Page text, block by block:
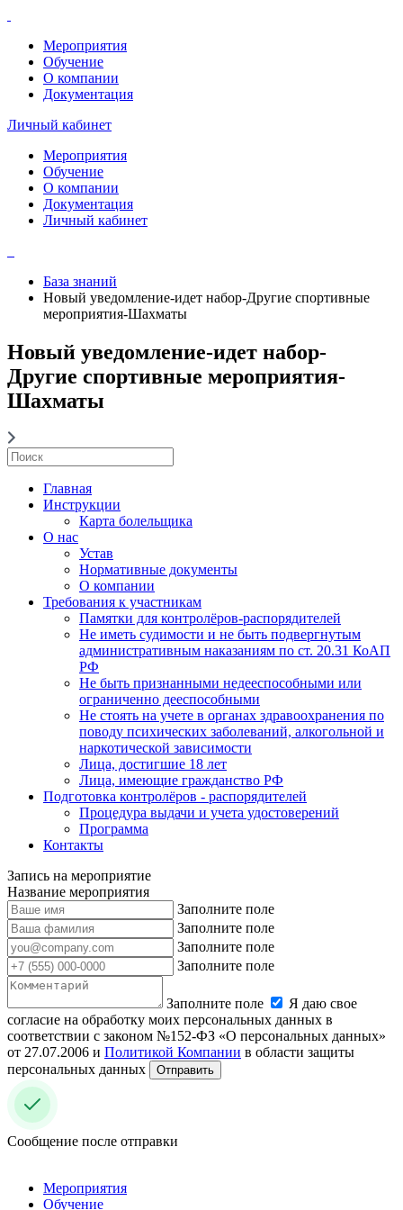
Мероприятия
Обучение
О компании
Документация
Личный кабинет
Мероприятия
Обучение
О компании
Документация
Личный кабинет
База знаний
Новый уведомление-идет набор-Другие спортивные
мероприятия-Шахматы
Новый уведомление-идет набор-
Другие спортивные мероприятия-
Шахматы
Главная
Инструкции
Карта болельщика
О нас
Устав
Нормативные документы
О компании
Требования к участникам
Памятки для контролёров-распорядителей
Не иметь судимости и не быть подвергнутым
административным наказаниям по ст. 20.31 КоАП
РФ
Не быть признанными недееспособными или
ограниченно дееспособными
Не стоять на учете в органах здравоохранения по
поводу психических заболеваний, алкогольной и
наркотической зависимости
Лица, достигшие 18 лет
Лица, имеющие гражданство РФ
Подготовка контролёров - распорядителей
Процедура выдачи и учета удостоверений
Программа
Контакты
Запись на мероприятие
Название мероприятия
Заполните поле
Заполните поле
Заполните поле
Заполните поле
Заполните поле
Я даю свое
согласие на обработку моих персональных данных в
соответствии с законом №152-ФЗ «О персональных данных»
от 27.07.2006 и Политикой Компании в области защиты
персональных данных
Отправить
Сообщение после отправки
Мероприятия
Обучение